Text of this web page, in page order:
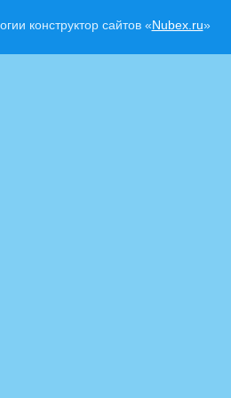
конструктор сайтов «Nubex.ru»